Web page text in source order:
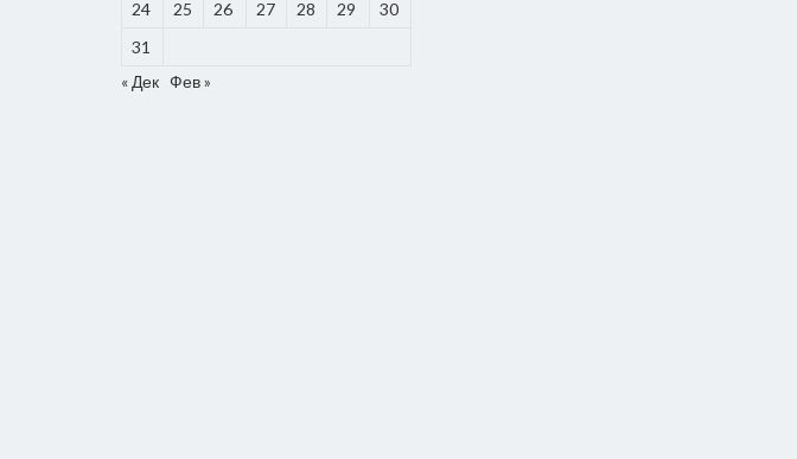
24
25 26 27 28 29
30
31
« Дек Фев »